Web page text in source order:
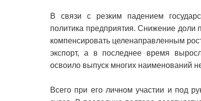
В связи с резким падением
политика предприятия. Снижение доли
компенсировать целенаправленным
экспорт, а в последнее время
освоило выпуск многих наименований
Всего при его личном участии и под